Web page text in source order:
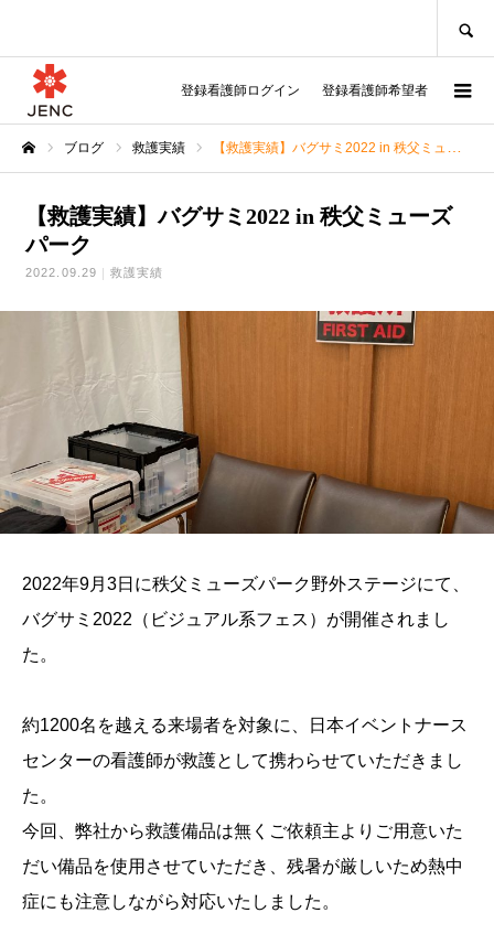
登録看護師ログイン 登録看護師希望者
ブログ 救護実績 【救護実績】バグサミ2022 in 秩父ミューズパーク
【救護実績】バグサミ2022 in 秩父ミューズ
パーク
2022.09.29 救護実績
2022年9月3日に秩父ミューズパーク野外ステージにて、
バグサミ2022（ビジュアル系フェス）が開催されまし
た。
約1200名を越える来場者を対象に、日本イベントナース
センターの看護師が救護として携わらせていただきまし
た。
今回、弊社から救護備品は無くご依頼主よりご用意いた
だい備品を使用させていただき、残暑が厳しいため熱中
症にも注意しながら対応いたしました。